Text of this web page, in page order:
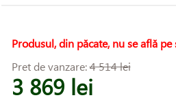
Produsul, din păcate, nu se află pe
Pret de vanzare:4 514 lei
3 869 lei